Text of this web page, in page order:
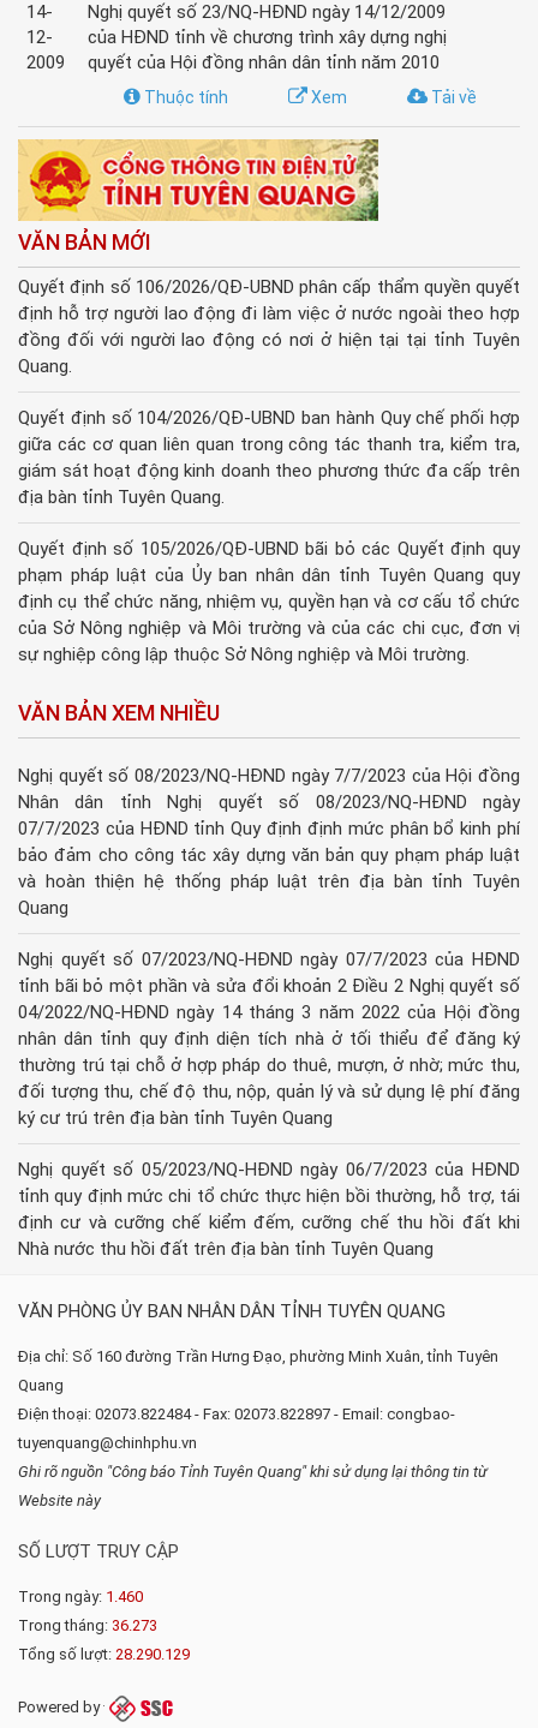
14-
12-
2009
Nghị quyết số 23/NQ-HĐND ngày 14/12/2009
của HĐND tỉnh về chương trình xây dựng nghị
quyết của Hội đồng nhân dân tỉnh năm 2010
Tải về
Xem
Thuộc tính
VĂN BẢN MỚI
Quyết định số 106/2026/QĐ-UBND phân cấp thẩm quyền quyết
định hỗ trợ người lao động đi làm việc ở nước ngoài theo hợp
đồng đối với người lao động có nơi ở hiện tại tại tỉnh Tuyên
Quang.
Quyết định số 104/2026/QĐ-UBND ban hành Quy chế phối hợp
giữa các cơ quan liên quan trong công tác thanh tra, kiểm tra,
giám sát hoạt động kinh doanh theo phương thức đa cấp trên
địa bàn tỉnh Tuyên Quang.
Quyết định số 105/2026/QĐ-UBND bãi bỏ các Quyết định quy
phạm pháp luật của Ủy ban nhân dân tỉnh Tuyên Quang quy
định cụ thể chức năng, nhiệm vụ, quyền hạn và cơ cấu tổ chức
của Sở Nông nghiệp và Môi trường và của các chi cục, đơn vị
sự nghiệp công lập thuộc Sở Nông nghiệp và Môi trường.
VĂN BẢN XEM NHIỀU
Nghị quyết số 08/2023/NQ-HĐND ngày 7/7/2023 của Hội đồng
Nhân dân tỉnh Nghị quyết số 08/2023/NQ-HĐND ngày
07/7/2023 của HĐND tỉnh Quy định định mức phân bổ kinh phí
bảo đảm cho công tác xây dựng văn bản quy phạm pháp luật
và hoàn thiện hệ thống pháp luật trên địa bàn tỉnh Tuyên
Quang
Nghị quyết số 07/2023/NQ-HĐND ngày 07/7/2023 của HĐND
tỉnh bãi bỏ một phần và sửa đổi khoản 2 Điều 2 Nghị quyết số
04/2022/NQ-HĐND ngày 14 tháng 3 năm 2022 của Hội đồng
nhân dân tỉnh quy định diện tích nhà ở tối thiểu để đăng ký
thường trú tại chỗ ở hợp pháp do thuê, mượn, ở nhờ; mức thu,
đối tượng thu, chế độ thu, nộp, quản lý và sử dụng lệ phí đăng
ký cư trú trên địa bàn tỉnh Tuyên Quang
Nghị quyết số 05/2023/NQ-HĐND ngày 06/7/2023 của HĐND
tỉnh quy định mức chi tổ chức thực hiện bồi thường, hỗ trợ, tái
định cư và cưỡng chế kiểm đếm, cưỡng chế thu hồi đất khi
Nhà nước thu hồi đất trên địa bàn tỉnh Tuyên Quang
VĂN PHÒNG ỦY BAN NHÂN DÂN TỈNH TUYÊN QUANG
Địa chỉ: Số 160 đường Trần Hưng Đạo, phường Minh Xuân, tỉnh Tuyên
Quang
Điện thoại: 02073.822484 - Fax: 02073.822897 - Email: congbao-
tuyenquang@chinhphu.vn
Ghi rõ nguồn "Công báo Tỉnh Tuyên Quang" khi sử dụng lại thông tin từ
Website này
SỐ LƯỢT TRUY CẬP
Trong ngày: 1.460
Trong tháng: 36.273
Tổng số lượt: 28.290.129
Powered by